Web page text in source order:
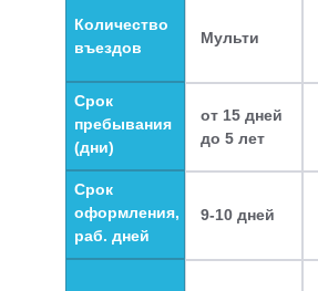
9-10 дней
Срок
оформления,
раб. дней
Мульти
от 15 дней
до 5 лет
Срок
пребывания
(дни)
Количество
въездов